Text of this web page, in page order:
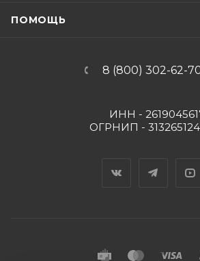
ПОМОЩЬ
8 (800) 302-62-
ИНН -
ОГРНИП -